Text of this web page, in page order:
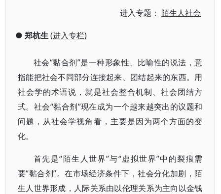
进入专题： 陌生人社会
● 郑杭生(进入专栏)
社会“黏合剂”是一种形象性、比喻性的说法，意
指能把社会不同部分连接起来、团结起来的东西。用
社会学的术语说，就是社会整合机制、社会团结方
式。社会“黏合剂”现在成为一个越来越突出的议题和
问题，从社会学视角看，主要是因为两个方面的变
化。
首先是“陌生人世界”与“虚拟世界”中的裂痕需
要“黏合剂”。在市场经济条件下，社会分化加剧，陌
生人世界形成，人际关系由以伦理关系为主向以金钱